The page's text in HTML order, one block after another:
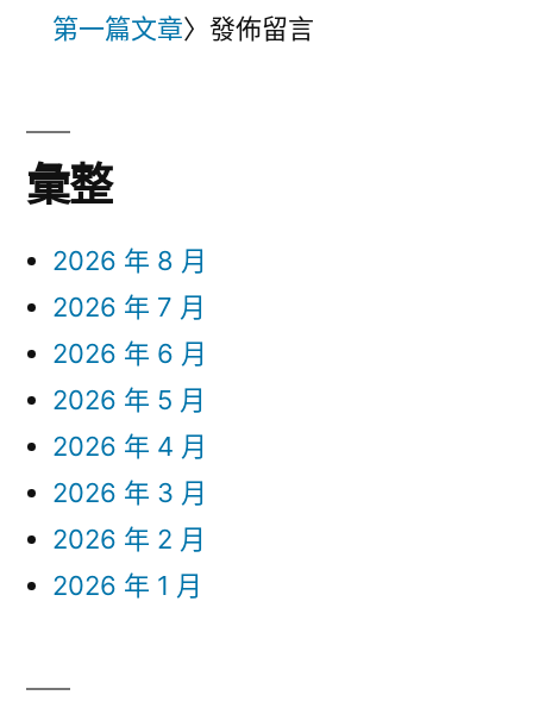
第一篇文章〉發佈留言
彙整
2026 年 8 月
2026 年 7 月
2026 年 6 月
2026 年 5 月
2026 年 4 月
2026 年 3 月
2026 年 2 月
2026 年 1 月